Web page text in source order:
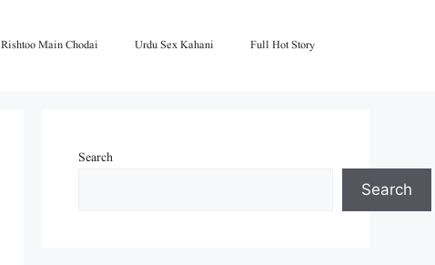
Rishtoo Main Chodai Urdu Sex Kahani Full Hot Story
Search
Search